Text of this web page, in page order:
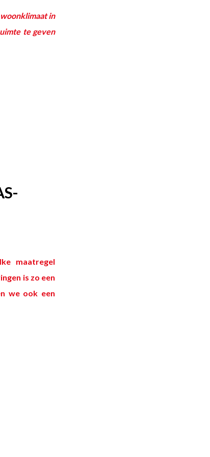
in
te geven
maatregel
is zo een
we ook een